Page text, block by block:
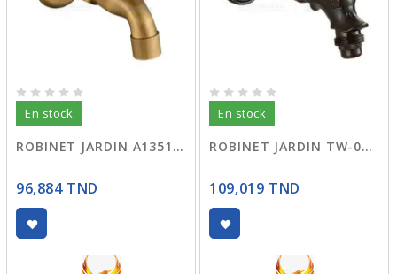
En stock
ROBINET JARDIN A13516 BRZ TREFLE
96,884 TND
En stock
ROBINET JARDIN TW-06 NOIR DRAGON
109,019 TND